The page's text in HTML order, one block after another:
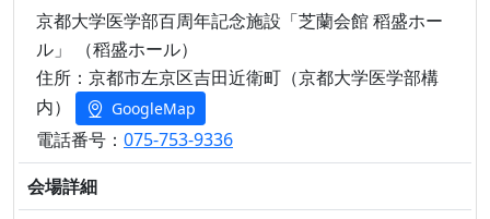
京都大学医学部百周年記念施設「芝蘭会館 稻盛ホー
ル」 （稻盛ホール）
住所：京都市左京区吉田近衛町（京都大学医学部構
内）
GoogleMap
電話番号： 075-753-9336
会場詳細